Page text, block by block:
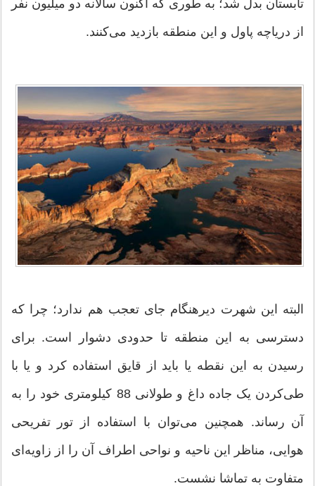
تابستان بدل شد؛ به طوری که اکنون سالانه دو میلیون نفر
از دریاچه پاول و این منطقه بازدید می‌کنند.
البته این شهرت دیرهنگام جای تعجب هم ندارد؛ چرا که
دسترسی به این منطقه تا حدودی دشوار است. برای
رسیدن به این نقطه یا باید از قایق استفاده کرد و یا با
طی‌کردن یک جاده داغ و طولانی 88 کیلومتری خود را به
آن رساند. همچنین می‌توان با استفاده از تور تفریحی
هوایی، مناظر این ناحیه و نواحی اطراف آن را از زاویه‌ای
متفاوت به تماشا نشست.